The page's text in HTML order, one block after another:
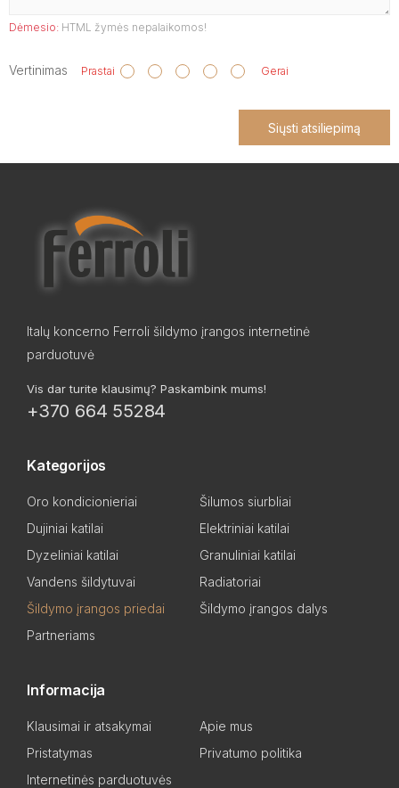
Dėmesio: HTML žymės nepalaikomos!
Vertinimas Prastai Gerai
Siųsti atsiliepimą
Italų koncerno Ferroli šildymo įrangos internetinė
parduotuvė
Vis dar turite klausimų? Paskambink mums!
+370 664 55284
Kategorijos
Oro kondicionieriai
Šilumos siurbliai
Dujiniai katilai
Elektriniai katilai
Dyzeliniai katilai
Granuliniai katilai
Vandens šildytuvai
Radiatoriai
Šildymo įrangos priedai
Šildymo įrangos dalys
Partneriams
Informacija
Klausimai ir atsakymai
Apie mus
Pristatymas
Privatumo politika
Internetinės parduotuvės